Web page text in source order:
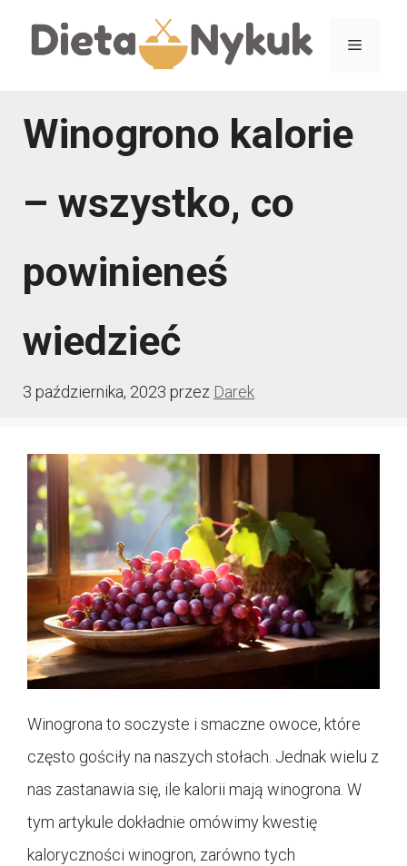
Menu
Winogrono kalorie
– wszystko, co
powinieneś
wiedzieć
3 października, 2023 przez Darek
Winogrona to soczyste i smaczne owoce, które
często gościły na naszych stołach. Jednak wielu z
nas zastanawia się, ile kalorii mają winogrona. W
tym artykule dokładnie omówimy kwestię
kaloryczności winogron, zarówno tych